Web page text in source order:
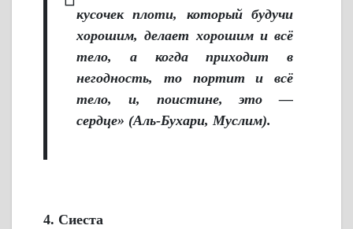
кусочек плоти, который будучи
хорошим, делает хорошим и всё
тело, а когда приходит в
негодность, то портит и всё
тело, и, поистине, это —
сердце» (Аль-Бухари, Муслим).
4. Сиеста